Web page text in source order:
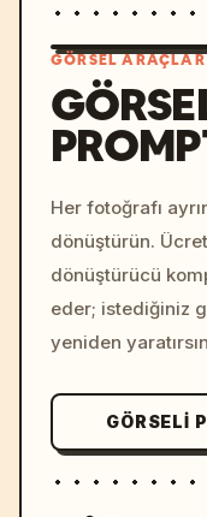
GÖRSEL ARAÇLAR
Her fotoğrafı
dönüştürün.
dönüştürücü
eder; istediğiniz
yeniden
GÖRSELI